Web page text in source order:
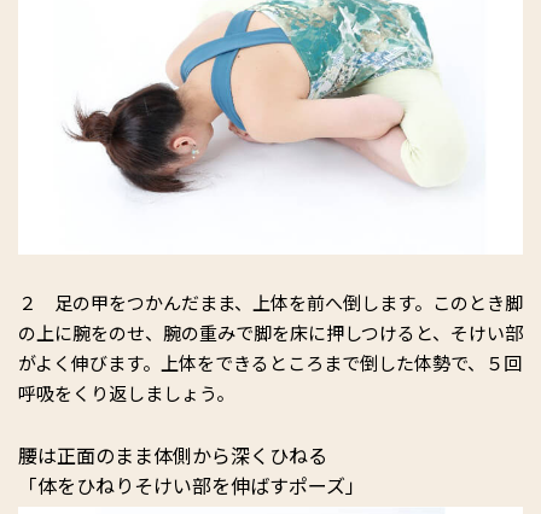
２ 足の甲をつかんだまま、上体を前へ倒します。このとき脚
の上に腕をのせ、腕の重みで脚を床に押しつけると、そけい部
がよく伸びます。上体をできるところまで倒した体勢で、５回
呼吸をくり返しましょう。
腰は正面のまま体側から深くひねる
「体をひねりそけい部を伸ばすポーズ」